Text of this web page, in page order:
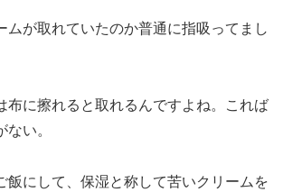
ムが取れていたのか普通に指吸ってまし
布に擦れると取れるんですよね。これば
い。
飯にして、保湿と称して苦いクリームを